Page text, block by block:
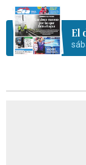
El